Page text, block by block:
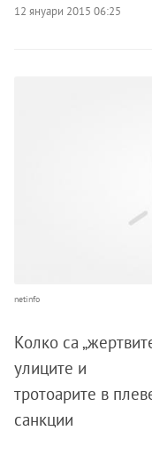
12 януари 2015 06:25
netinfo
Колко са
улиците и
тротоарите в
санкции